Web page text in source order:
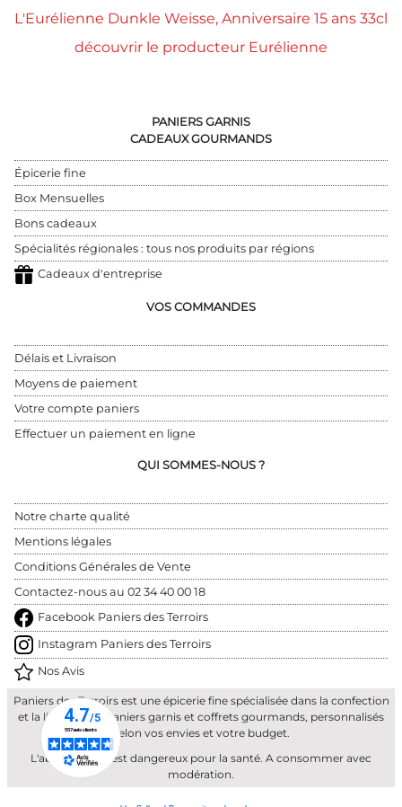
L'Eurélienne Dunkle Weisse, Anniversaire 15 ans 33cl
découvrir le producteur Eurélienne
PANIERS GARNIS
CADEAUX GOURMANDS
Épicerie fine
Box Mensuelles
Bons cadeaux
Spécialités régionales : tous nos produits par régions
Cadeaux d'entreprise
VOS COMMANDES
Délais et Livraison
Moyens de paiement
Votre compte paniers
Effectuer un paiement en ligne
QUI SOMMES-NOUS ?
Notre charte qualité
Mentions légales
Conditions Générales de Vente
Contactez-nous au 02 34 40 00 18
Facebook Paniers des Terroirs
Instagram Paniers des Terroirs
Nos Avis
Paniers des Terroirs est une épicerie fine spécialisée dans la confection
et la livraison de paniers garnis et coffrets gourmands, personnalisés
selon vos envies et votre budget.
L'abus d'alcool est dangereux pour la santé. A consommer avec
modération.